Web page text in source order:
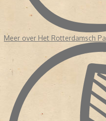
Meer over Het Rotterdamsch